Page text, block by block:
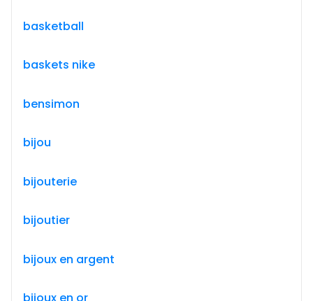
basketball
baskets nike
bensimon
bijou
bijouterie
bijoutier
bijoux en argent